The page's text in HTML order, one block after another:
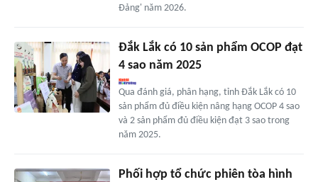
Đảng' năm 2026.
Đắk Lắk có 10 sản phẩm OCOP đạt
4 sao năm 2025
Qua đánh giá, phân hạng, tỉnh Đắk Lắk có 10
sản phẩm đủ điều kiện nâng hạng OCOP 4 sao
và 2 sản phẩm đủ điều kiện đạt 3 sao trong
năm 2025.
Phối hợp tổ chức phiên tòa hình